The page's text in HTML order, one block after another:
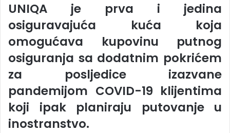
UNIQA je prva i jedina
osiguravajuća kuća koja
omogućava kupovinu putnog
osiguranja sa dodatnim pokrićem
za posljedice izazvane
pandemijom COVID-19 klijentima
koji ipak planiraju putovanje u
inostranstvo.